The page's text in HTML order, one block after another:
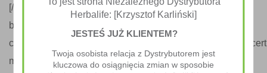
[/ultimate_modal][ultimate_modal modal_on=”image”
btn_img=”id^19962|url^https://www.zdrowediety.pl/wp-
content/uploads/2019/04/
modal_style=”overlay-simplegenie”
Herbalife: [Krzysztof Karliński]
JESTEŚ JUŻ KLIENTEM?
Twoja osobista relacja z Dystrybutorem jest
kluczowa do osiągnięcia zmian w sposobie